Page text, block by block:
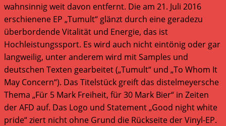
wahnsinnig weit davon entfernt. Die am 21. Juli 2016
erschienene EP „Tumult“ glänzt durch eine geradezu
überbordende Vitalität und Energie, das ist
Hochleistungssport. Es wird auch nicht eintönig oder gar
langweilig, unter anderem wird mit Samples und
deutschen Texten gearbeitet („Tumult“ und „To Whom It
May Concern“). Das Titelstück greift das distelmeyersche
Thema „Für 5 Mark Freiheit, für 30 Mark Bier“ in Zeiten
der AFD auf. Das Logo und Statement „Good night white
pride“ ziert nicht ohne Grund die Rückseite der Vinyl-EP.